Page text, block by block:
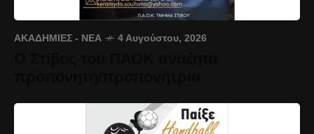
ΑΚΑΔΗΜΊΕΣ - ΝΈΑ 4 Αυγούστου, 2026